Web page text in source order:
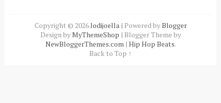
Copyright © 2026 lodijoella| Powered byBlogger
Design byMyThemeShop | Blogger Theme by
NewBloggerThemes.com| Hip Hop Beats.
Back to Top ↑